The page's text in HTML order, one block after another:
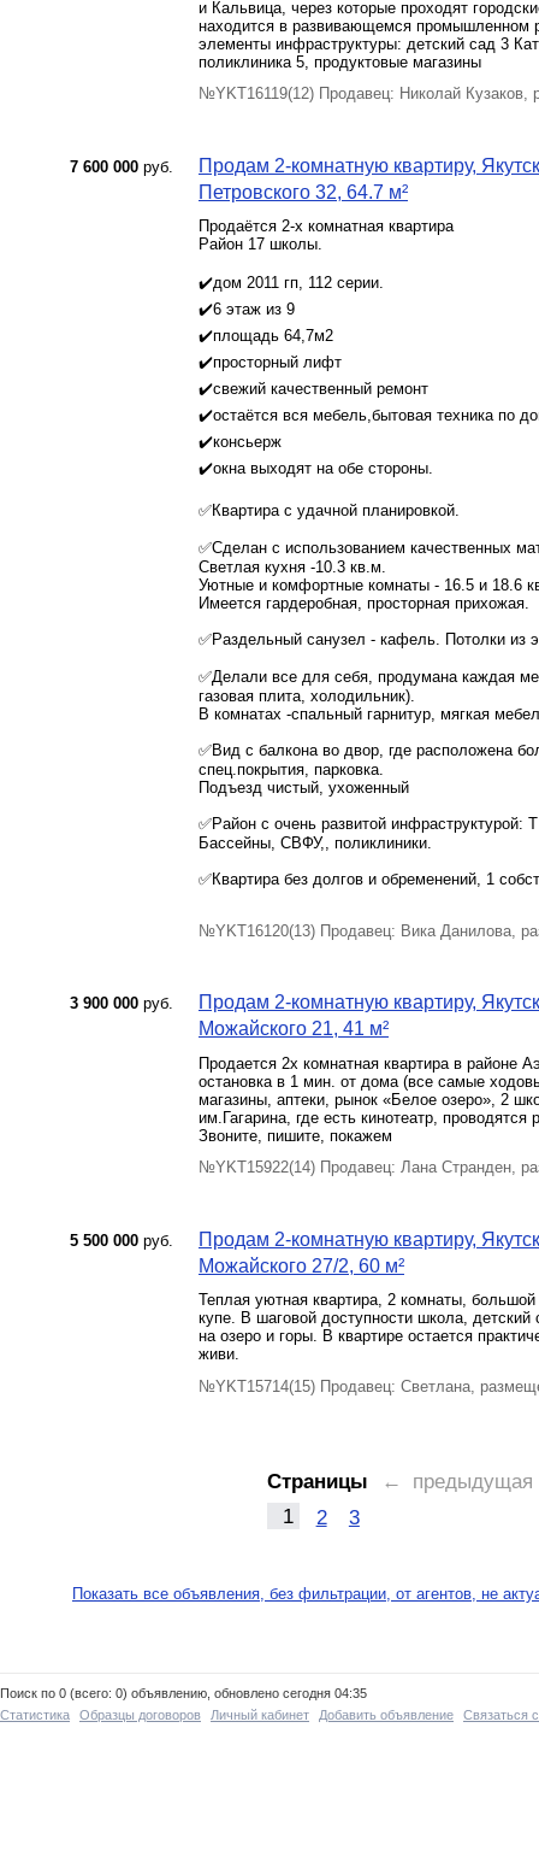
и Кальвица, через которые проходят
находится в развивающемся промышленном
элементы инфраструктуры: детский сад 3
поликлиника 5, продуктовые магазины
№YKT16119(12) Продавец: Николай Кузаков,
7 600 000 руб.
Продам 2-комнатную квартиру,
Петровского 32, 64.7 м²
Продаётся 2-х комнатная квартира
Район 17 школы.
✔️дом 2011 гп, 112 серии.
✔️6 этаж из 9
✔️площадь 64,7м2
✔️просторный лифт
✔️свежий качественный ремонт
✔️остаётся вся мебель,бытовая техника по
✔️консьерж
✔️окна выходят на обе стороны.
✅Квартира с удачной планировкой.
✅Сделан с использованием качественных
Светлая кухня -10.3 кв.м.
Уютные и комфортные комнаты - 16.5 и 18.6
Имеется гардеробная, просторная прихожая.
✅Раздельный санузел - кафель. Потолки из
✅Делали все для себя, продумана каждая
газовая плита, холодильник).
В комнатах -спальный гарнитур, мягкая
✅Вид с балкона во двор, где расположена
спец.покрытия, парковка.
Подъезд чистый, ухоженный
✅Район с очень развитой
Бассейны, СВФУ,, поликлиники.
✅Квартира без долгов и обременений, 1
№YKT16120(13) Продавец: Вика Данилова,
3 900 000 руб.
Продам 2-комнатную квартиру,
Можайского 21, 41 м²
Продается 2х комнатная квартира в районе
остановка в 1 мин. от дома (все самые
магазины, аптеки, рынок «Белое озеро», 2
им.Гагарина, где есть кинотеатр,
Звоните, пишите, покажем
№YKT15922(14) Продавец: Лана Странден,
5 500 000 руб.
Продам 2-комнатную квартиру,
Можайского 27/2, 60 м²
Теплая уютная квартира, 2 комнаты,
купе. В шаговой доступности школа,
на озеро и горы. В квартире остается
живи.
№YKT15714(15) Продавец: Светлана,
Страницы
← предыдущая
1
2 3
Показать все объявления, без фильтрации, от агентов, не
Поиск по 0 (всего: 0) объявлению, обновлено сегодня 04:35
Статистика
Образцы договоров Личный кабинет Добавить объявление Связаться